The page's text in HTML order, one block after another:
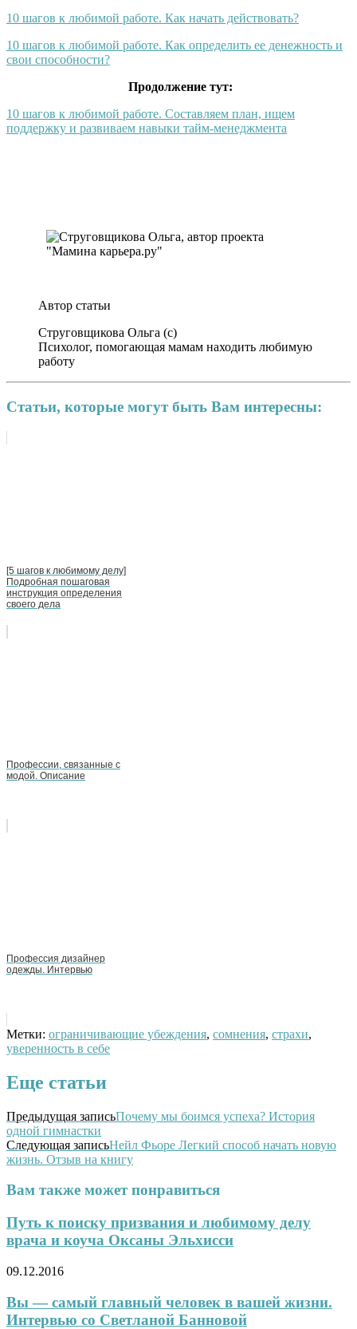
10 шагов к любимой работе. Как начать действовать?
10 шагов к любимой работе. Как определить ее денежность и
свои способности?
Продолжение тут:
10 шагов к любимой работе. Составляем план, ищем
поддержку и развиваем навыки тайм-менеджмента
Автор статьи
Струговщикова Ольга (c)
Психолог, помогающая мамам находить любимую
работу
Статьи, которые могут быть Вам интересны:
[5 шагов к любимому делу]
Подробная пошаговая
инструкция определения
своего дела
Профессии, связанные с
модой. Описание
Профессия дизайнер
одежды. Интервью
Метки: ограничивающие убеждения, сомнения, страхи,
уверенность в себе
Еще статьи
Предыдущая записьПочему мы боимся успеха? История
одной гимнастки
Следующая записьНейл Фьоре Легкий способ начать новую
жизнь. Отзыв на книгу
Вам также может понравиться
Путь к поиску призвания и любимому делу
врача и коуча Оксаны Эльхисси
09.12.2016
Вы — самый главный человек в вашей жизни.
Интервью со Светланой Банновой